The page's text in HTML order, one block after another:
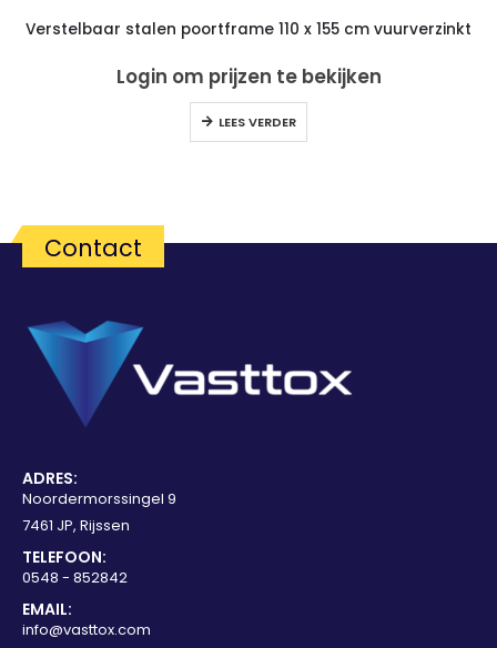
Verstelbaar stalen poortframe 110 x 155 cm vuurverzinkt
Login om prijzen te bekijken
LEES VERDER
Contact
ADRES:
Noordermorssingel 9
7461 JP, Rijssen
TELEFOON:
0548 - 852842
EMAIL:
info@vasttox.com